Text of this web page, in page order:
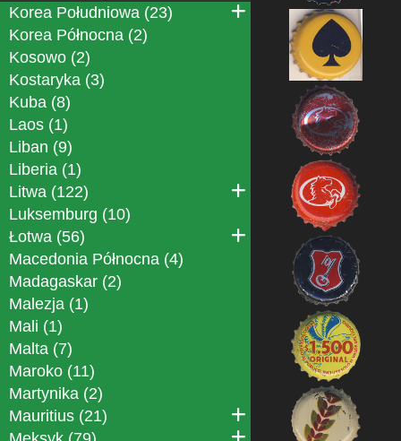
Korea Południowa (23)
Korea Północna (2)
Kosowo (2)
Kostaryka (3)
Kuba (8)
Laos (1)
Liban (9)
Liberia (1)
Litwa (122)
Luksemburg (10)
Łotwa (56)
Macedonia Północna (4)
Madagaskar (2)
Malezja (1)
Mali (1)
Malta (7)
Maroko (11)
Martynika (2)
Mauritius (21)